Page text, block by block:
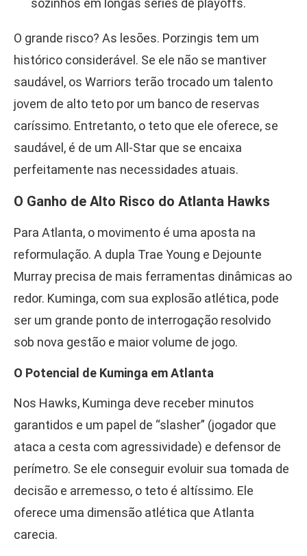
sozinhos em longas séries de playoffs.
O grande risco? As lesões. Porzingis tem um
histórico considerável. Se ele não se mantiver
saudável, os Warriors terão trocado um talento
jovem de alto teto por um banco de reservas
caríssimo. Entretanto, o teto que ele oferece, se
saudável, é de um All-Star que se encaixa
perfeitamente nas necessidades atuais.
O Ganho de Alto Risco do Atlanta Hawks
Para Atlanta, o movimento é uma aposta na
reformulação. A dupla Trae Young e Dejounte
Murray precisa de mais ferramentas dinâmicas ao
redor. Kuminga, com sua explosão atlética, pode
ser um grande ponto de interrogação resolvido
sob nova gestão e maior volume de jogo.
O Potencial de Kuminga em Atlanta
Nos Hawks, Kuminga deve receber minutos
garantidos e um papel de “slasher” (jogador que
ataca a cesta com agressividade) e defensor de
perímetro. Se ele conseguir evoluir sua tomada de
decisão e arremesso, o teto é altíssimo. Ele
oferece uma dimensão atlética que Atlanta
carecia.